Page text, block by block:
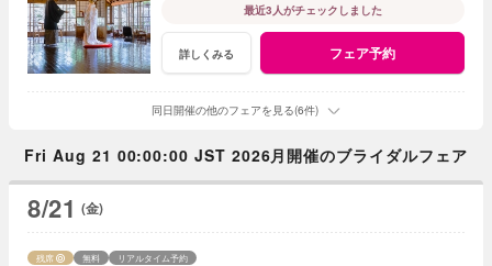
最近3人がチェックしました
詳しくみる フェア予約
同日開催の他のフェアを見る(6件)
Fri Aug 21 00:00:00 JST 2026月開催のブライダルフェア
8/21 (金)
残席 無料 リアルタイム予約